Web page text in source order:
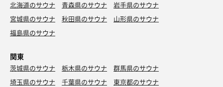
北海道のサウナ 青森県のサウナ
岩手県のサウナ
宮城県のサウナ
秋田県のサウナ
山形県のサウナ
福島県のサウナ
関東
茨城県のサウナ 栃木県のサウナ
群馬県のサウナ
埼玉県のサウナ
千葉県のサウナ
東京都のサウナ